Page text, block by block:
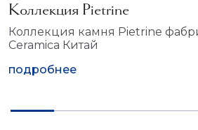
Коллекция Pietrine
Коллекция камня Pietrine
Ceramica Китай
подробнее